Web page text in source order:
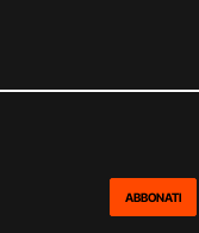
ABBONATI